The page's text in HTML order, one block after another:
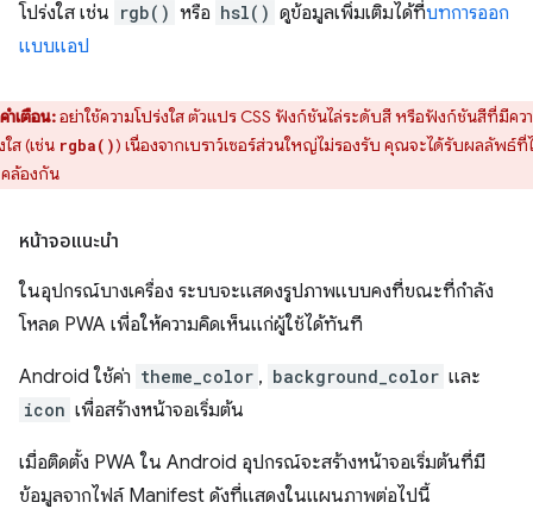
โปร่งใส เช่น rgb() หรือ hsl() ดูข้อมูลเพิ่มเติมได้ที่บทการออก
แบบแอป
คำเตือน:อย่าใช้ความโปร่งใส ตัวแปร CSS ฟังก์ชันไล่ระดับสี หรือฟังก์ชันสีที่มีคว
ใส (เช่น rgba()) เนื่องจากเบราว์เซอร์ส่วนใหญ่ไม่รองรับ คุณจะได้รับผลลัพธ์ที่
ล้องกัน
หน้าจอแนะนำ
ในอุปกรณ์บางเครื่อง ระบบจะแสดงรูปภาพแบบคงที่ขณะที่กำลัง
โหลด PWA เพื่อให้ความคิดเห็นแก่ผู้ใช้ได้ทันที
Android ใช้ค่า theme_color , background_color และ
icon เพื่อสร้างหน้าจอเริ่มต้น
เมื่อติดตั้ง PWA ใน Android อุปกรณ์จะสร้างหน้าจอเริ่มต้นที่มี
ข้อมูลจากไฟล์ Manifest ดังที่แสดงในแผนภาพต่อไปนี้